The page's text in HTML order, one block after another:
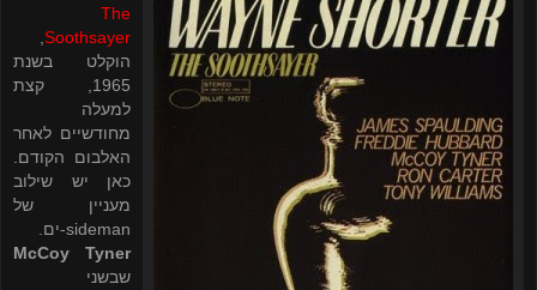
The
Soothsayer
הוקלט בשנת
1965, קצת
למעלה
מחודשיים לאחר
האלבום הקודם.
כאן יש שילוב
מעניין של
sideman-ים.
McCoy Tyner
שבשני